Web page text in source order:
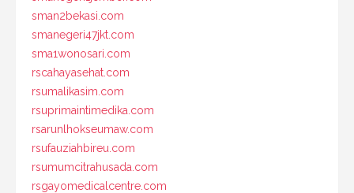
sman2bekasi.com
smanegeri47jkt.com
sma1wonosari.com
rscahayasehat.com
rsumalikasim.com
rsuprimaintimedika.com
rsarunlhokseumaw.com
rsufauziahbireu.com
rsumumcitrahusada.com
rsgayomedicalcentre.com